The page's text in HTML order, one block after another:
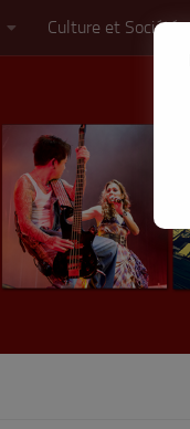
Culture et Société